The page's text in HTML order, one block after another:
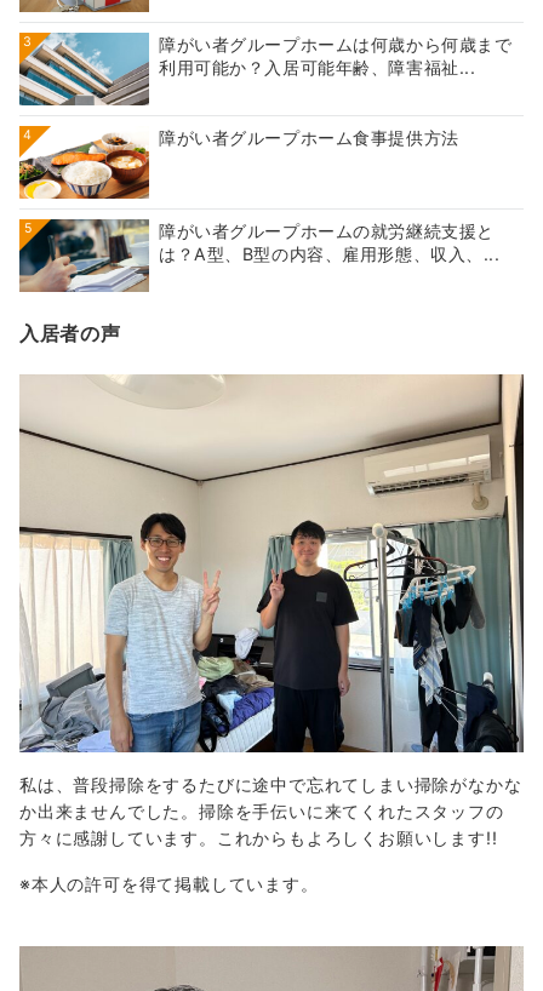
3
障がい者グループホームは何歳から何歳まで
利用可能か？入居可能年齢、障害福祉...
4 障がい者グループホーム食事提供方法
5
障がい者グループホームの就労継続支援と
は？A型、B型の内容、雇用形態、収入、...
入居者の声
私は、普段掃除をするたびに途中で忘れてしまい掃除がなかな
か出来ませんでした。掃除を手伝いに来てくれたスタッフの
方々に感謝しています。これからもよろしくお願いします!!
※本人の許可を得て掲載しています。